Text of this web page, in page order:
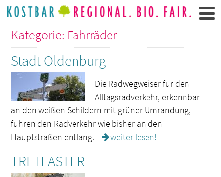
Kategorie: Fahrräder
Stadt Oldenburg
Die Radwegweiser für den
Alltagsradverkehr, erkennbar
an den weißen Schildern mit grüner Umrandung,
führen den Radverkehr wie bisher an den
Hauptstraßen entlang.
weiter lesen!
TRETLASTER